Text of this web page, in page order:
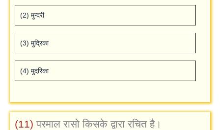
(2) मुन्‍दरी
(3) मुद्रिका
(4) मुदरिका
(11) परमाल रासो किसके द्वारा रचित है।